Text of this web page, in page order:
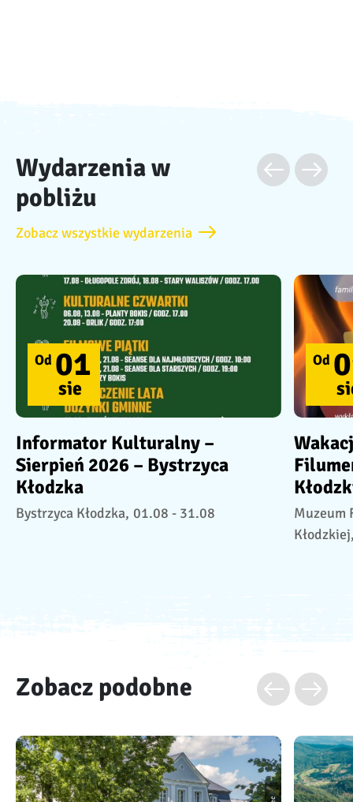
Wydarzenia w
pobliżu
Zobacz wszystkie wydarzenia
Od 01
sie
Informator Kulturalny –
Sierpień 2026 – Bystrzyca
Kłodzka
Bystrzyca Kłodzka, 01.08 - 31.08
Od
Muzeum
Zobacz podobne